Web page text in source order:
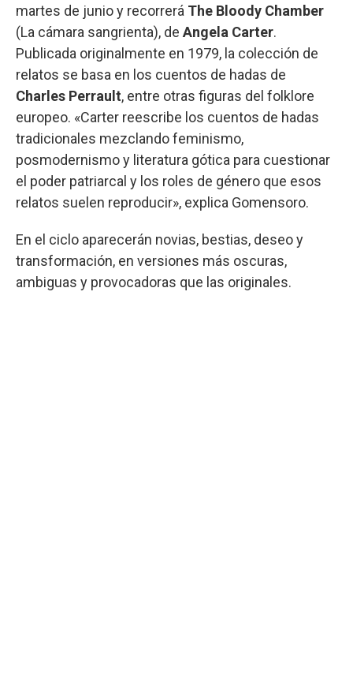
martes de junio y recorrerá The Bloody Chamber
(La cámara sangrienta), de Angela Carter.
Publicada originalmente en 1979, la colección de
relatos se basa en los cuentos de hadas de
Charles Perrault, entre otras figuras del folklore
europeo. «Carter reescribe los cuentos de hadas
tradicionales mezclando feminismo,
posmodernismo y literatura gótica para cuestionar
el poder patriarcal y los roles de género que esos
relatos suelen reproducir», explica Gomensoro.
En el ciclo aparecerán novias, bestias, deseo y
transformación, en versiones más oscuras,
ambiguas y provocadoras que las originales.